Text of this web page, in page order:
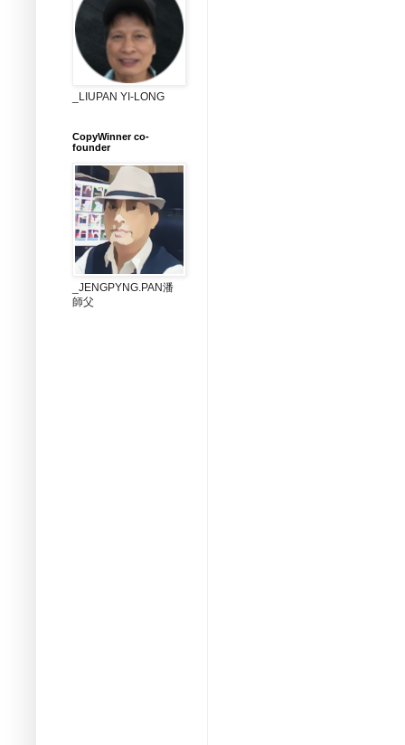
_LIUPAN YI-LONG
CopyWinner co-
founder
_JENGPYNG.PAN潘
師父